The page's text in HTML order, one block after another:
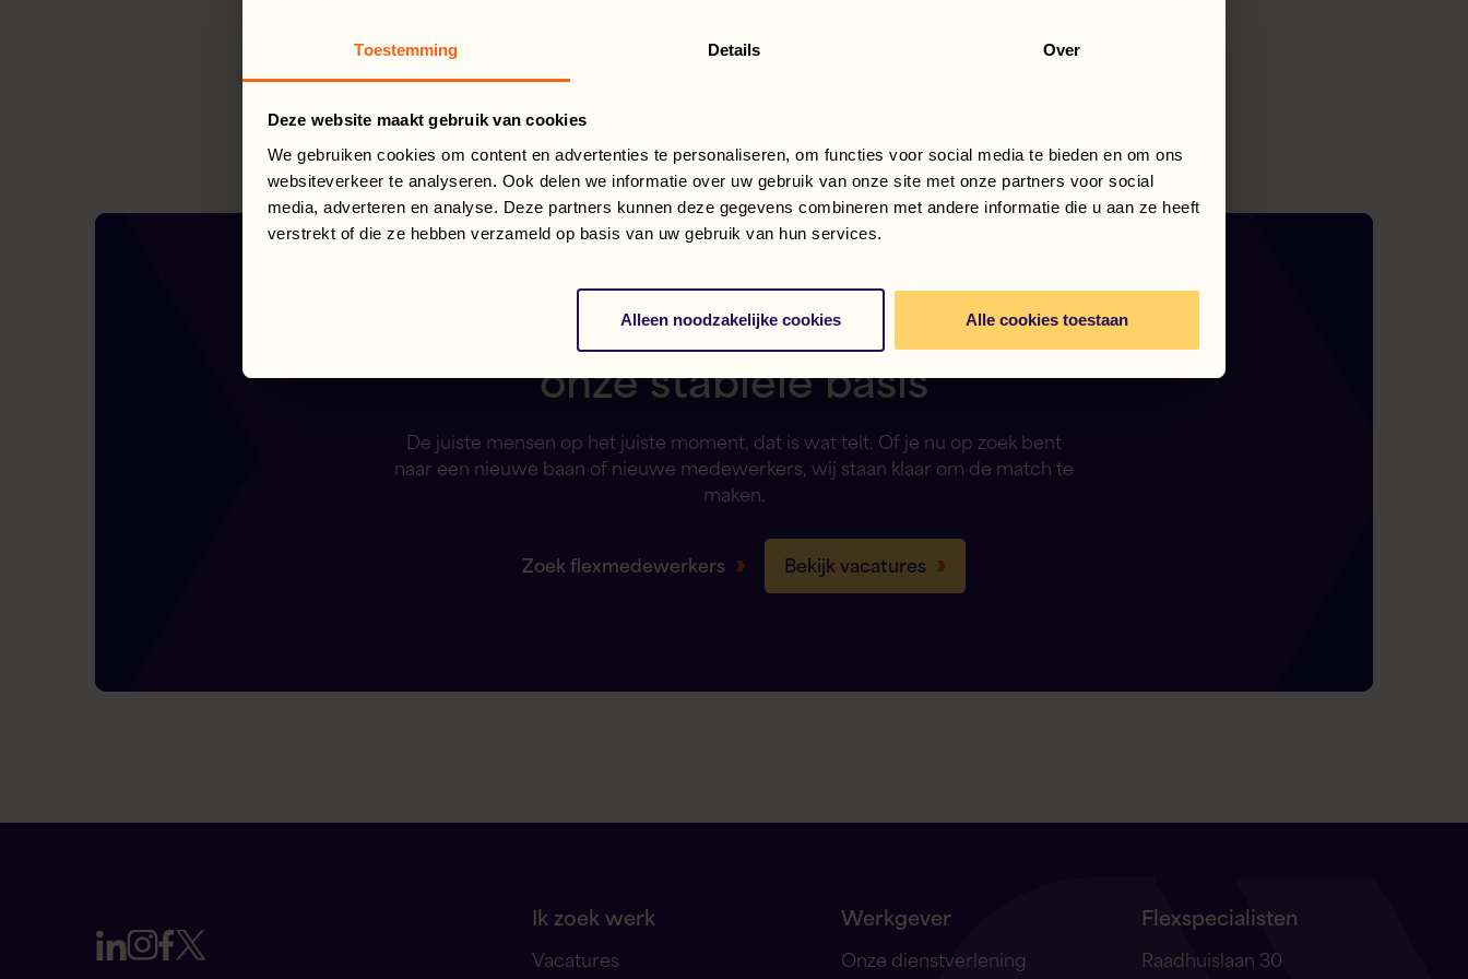
Toestemming Details Over
Deze website maakt gebruik van cookies
We gebruiken cookies om content en advertenties te personaliseren, om functies voor social media te bieden en om ons
websiteverkeer te analyseren. Ook delen we informatie over uw gebruik van onze site met onze partners voor social
media, adverteren en analyse. Deze partners kunnen deze gegevens combineren met andere informatie die u aan ze heeft
verstrekt of die ze hebben verzameld op basis van uw gebruik van hun services.
Alleen noodzakelijke cookies Alle cookies toestaan
Jouw flexibele oplossing,
onze stabiele basis
De juiste mensen op het juiste moment, dat is wat telt. Of je nu op zoek bent
naar een nieuwe baan of nieuwe medewerkers, wij staan klaar om de match te
maken.
Zoek flexmedewerkers Bekijk vacatures
Ik zoek werk
Vacatures
Werkgever
Onze dienstverlening
Flexspecialisten
Raadhuislaan 30